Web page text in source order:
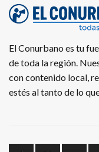
El Conurbano es tu
de toda la región.
con contenido local,
estés al tanto de lo